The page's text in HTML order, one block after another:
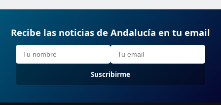
Recibe las noticias de Andalucía en tu email
Suscribirme